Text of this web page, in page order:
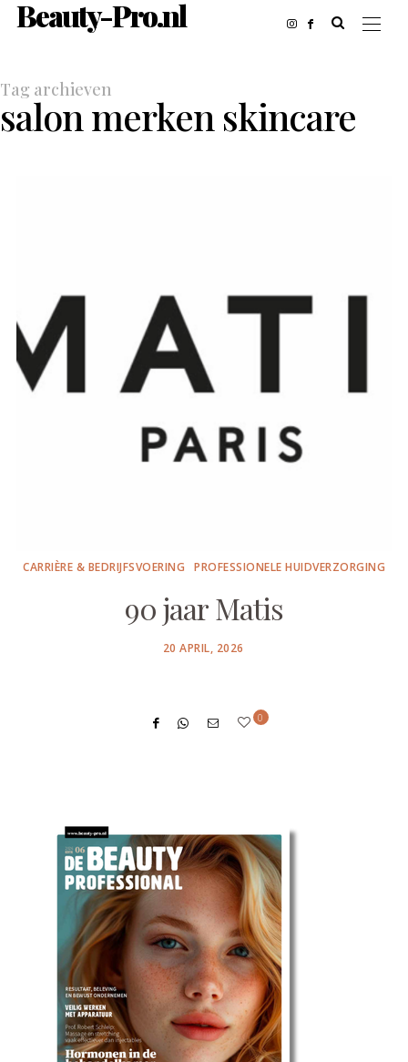
Beauty-Pro.nl
Tag archieven
salon merken skincare
CARRIÈRE & BEDRIJFSVOERING PROFESSIONELE HUIDVERZORGING
90 jaar Matis
POSTED
20 APRIL, 2026
0